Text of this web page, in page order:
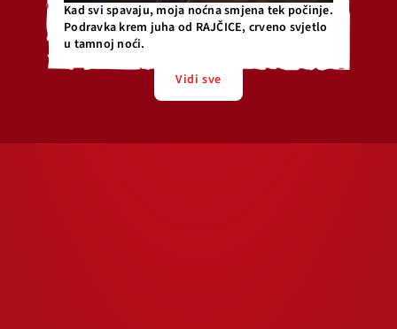
Kad svi spavaju, moja noćna smjena tek počinje.
Podravka krem juha od RAJČICE, crveno svjetlo
u tamnoj noći.
Vidi sve